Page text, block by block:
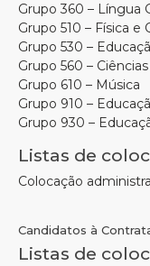
Grupo 360 – Língua
Grupo 510 – Física e
Grupo 530 –
Grupo 560 –
Grupo 610 – Música
Grupo 910 –
Grupo 930 –
Listas de
Colocação
Candidatos à
Listas de